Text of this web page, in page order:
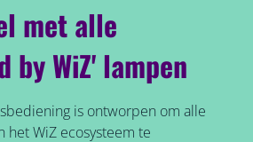
met alle
by WiZ' lampen
is ontworpen om alle
het WiZ ecosysteem te